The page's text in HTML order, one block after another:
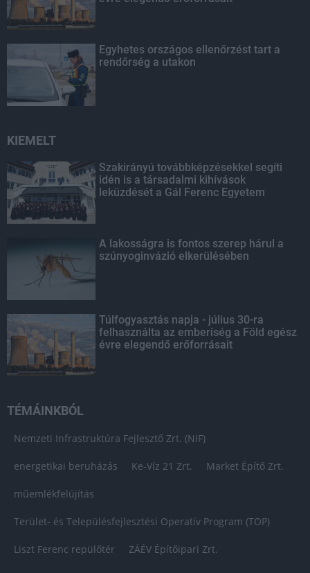
Egyhetes országos ellenőrzést tart a
rendőrség a utakon
KIEMELT
Szakirányú továbbképzésekkel segíti
idén is a társadalmi kihívások
leküzdését a Gál Ferenc Egyetem
A lakosságra is fontos szerep hárul a
szúnyoginvázió elkerülésében
Túlfogyasztás napja - július 30-ra
felhasználta az emberiség a Föld egész
évre elegendő erőforrásait
TÉMÁINKBÓL
Nemzeti Infrastruktúra Fejlesztő Zrt. (NIF)
energetikai beruházás Ke-Víz 21 Zrt. Market Építő Zrt.
műemlékfelújítás
Terület- és Településfejlesztési Operatív Program (TOP)
Liszt Ferenc repülőtér ZÁÉV Építőipari Zrt.